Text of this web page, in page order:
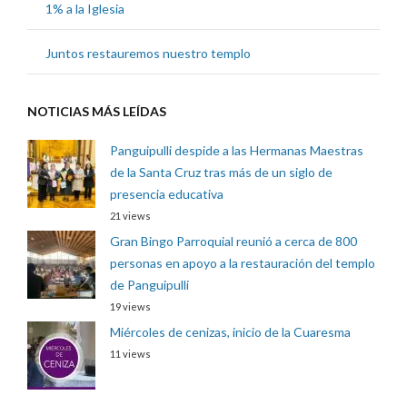
1% a la Iglesia
Juntos restauremos nuestro templo
NOTICIAS MÁS LEÍDAS
Panguipulli despide a las Hermanas Maestras
de la Santa Cruz tras más de un siglo de
presencia educativa
21 views
Gran Bingo Parroquial reunió a cerca de 800
personas en apoyo a la restauración del templo
de Panguipulli
19 views
Miércoles de cenizas, inicio de la Cuaresma
11 views